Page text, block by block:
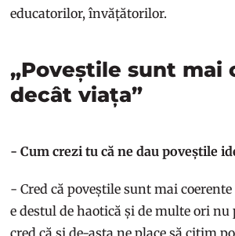
educatorilor, învățătorilor.
„Poveștile sunt mai
decât viața”
- Cum crezi tu că ne dau poveștile
- Cred că poveștile sunt mai
e destul de haotică și de multe ori nu
cred că și de-asta ne place să citim